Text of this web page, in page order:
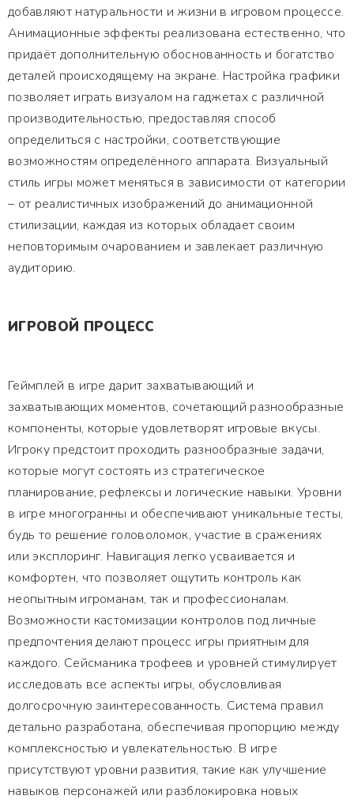
добавляют натуральности и жизни в игровом процессе.
Анимационные эффекты реализована естественно, что
придаёт дополнительную обоснованность и богатство
деталей происходящему на экране. Настройка графики
позволяет играть визуалом на гаджетах с различной
производительностью, предоставляя способ
определиться с настройки, соответствующие
возможностям определённого аппарата. Визуальный
стиль игры может меняться в зависимости от категории
– от реалистичных изображений до анимационной
стилизации, каждая из которых обладает своим
неповторимым очарованием и завлекает различную
аудиторию.
ИГРОВОЙ ПРОЦЕСС
Геймплей в игре дарит захватывающий и
захватывающих моментов, сочетающий разнообразные
компоненты, которые удовлетворят игровые вкусы.
Игроку предстоит проходить разнообразные задачи,
которые могут состоять из стратегическое
планирование, рефлексы и логические навыки. Уровни
в игре многогранны и обеспечивают уникальные тесты,
будь то решение головоломок, участие в сражениях
или эксплоринг. Навигация легко усваивается и
комфортен, что позволяет ощутить контроль как
неопытным игроманам, так и профессионалам.
Возможности кастомизации контролов под личные
предпочтения делают процесс игры приятным для
каждого. Сейсманика трофеев и уровней стимулирует
исследовать все аспекты игры, обусловливая
долгосрочную заинтересованность. Система правил
детально разработана, обеспечивая пропорцию между
комплексностью и увлекательностью. В игре
присутствуют уровни развития, такие как улучшение
навыков персонажей или разблокировка новых